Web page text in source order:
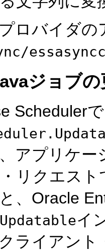
ロバイダの
ジョブの
Scheduler
アプリケ
リクエス
、Oracle
Updatableイ
ライアント